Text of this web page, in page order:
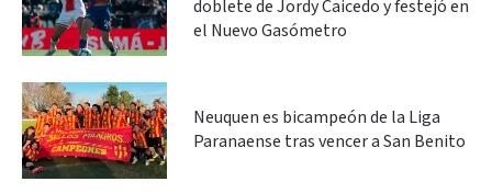
doblete de Jordy Caicedo y festejó en
el Nuevo Gasómetro
Neuquen es bicampeón de la Liga
Paranaense tras vencer a San Benito